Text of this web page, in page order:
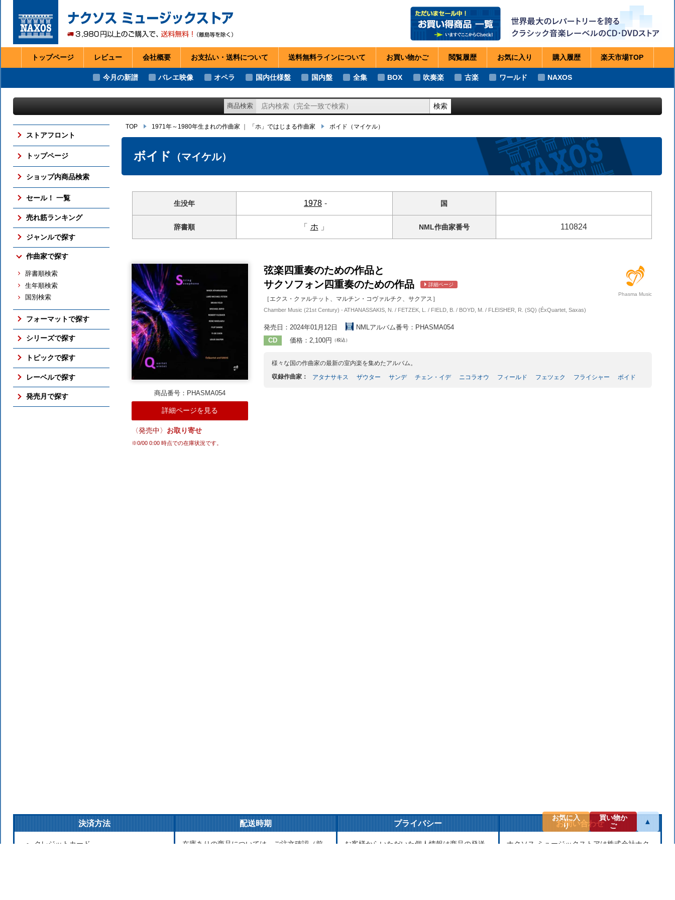
トップページ レビュー 会社概要 お支払い・送料について 送料無料ラインについて お買い物かご 閲覧履歴 お気に 入り 購入履歴 楽天市場TOP
今月の新譜 バレエ映像 オペラ 国内仕様盤 国内盤 全集 BOX 吹奏楽 古楽 ワールド NAXOS
商品検索 検索
ストアフロント
トップページ
ショップ内商品検索
セール！ 一覧
売れ筋ランキング
売れ筋の新譜
売れ筋のCD
売れ筋の映像メディア
売れ筋の交響曲
売れ筋のバレエ（映像）
売れ筋のピアノ
総合（上位300件）
予約ランキング
すべての売れ筋ランキング
ジャンルで探す
交響曲
協奏曲
室内楽曲
ピアノ曲
オペラ
吹奏楽
すべてのジャンル
作曲家で探す
辞書順検索
生年順検索
国別検索
フォーマットで探す
ボックス・セット
SACD
DVD / Blu-ray
フォーマットのTOP
シリーズで探す
アメリカン・クラシックス
ナクソス・ヒストリカル
期待の新進演奏家
シリーズのTOP
トピックで探す
さまざまな全集
国内仕様輸入盤
国内レーベル盤
レーベルで探す
NAXOS
ORFEO
発売月で探す
TOP 1971年～1980年生まれの作曲家 ｜ 「ホ」ではじまる作曲家 ボイド （マイケル）
ボイド （マイケル）
生没年 1978 - 国
辞書順 「 ホ 」 NML作曲家番号 110824
Phasma Music
商品番号：PHASMA054
詳細ページを見る
〈発売中〉 お取り寄せ
※0/00 0:00 時点での在庫状況です。
弦楽四重奏のための作品と
サクソフォン四重奏のための作品
詳細ページ
［エクス・クァルテット、マルチン・コヴァルチク、サクアス］
Chamber Music (21st Century) - ATHANASSAKIS, N. / FETZEK, L. / FIELD, B. / BOYD, M. / FLEISHER, R. (SQ) (ÉxQuartet, Saxas)
発売日：2024年01月12日
NMLアルバム番号：PHASMA054
CD
価格：2,100円 （税込）
様々な国の作曲家の最新の室内楽を集めたアルバム。
収録作曲家：
アタナサキス ザウター サンデ チェン・イデ ニコラオウ フィールド フェツェク フライシャー ボイド
決済方法
クレジットカード
配送時期
在庫ありの商品については、ご注文確認（前
プライバシー
お客様からいただいた個人情報は商品の発送
お問い合わせ
ナクソス ミュージックストアは株式会社ナク
お気に入
り
買い物か
ご
▲